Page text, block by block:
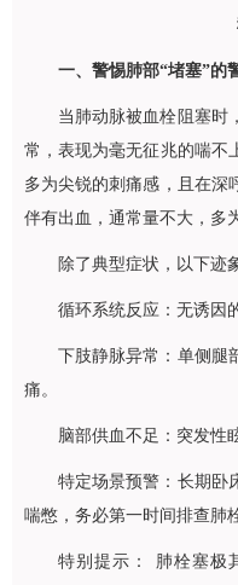
一、警惕肺部“堵塞”的
当肺动脉被血栓阻塞时
常，表现为毫无征兆的喘不
多为尖锐的刺痛感，且在深
伴有出血，通常量不大，多
除了典型症状，以下迹
循环系统反应：无诱因
下肢静脉异常：单侧腿
痛。
脑部供血不足：突发性
特定场景预警：长期卧
喘憋，务必第一时间排查肺
特别提示： 肺栓塞极